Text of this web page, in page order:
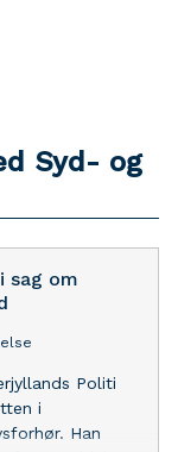
Syd- og
sag om
Politi
i
Han